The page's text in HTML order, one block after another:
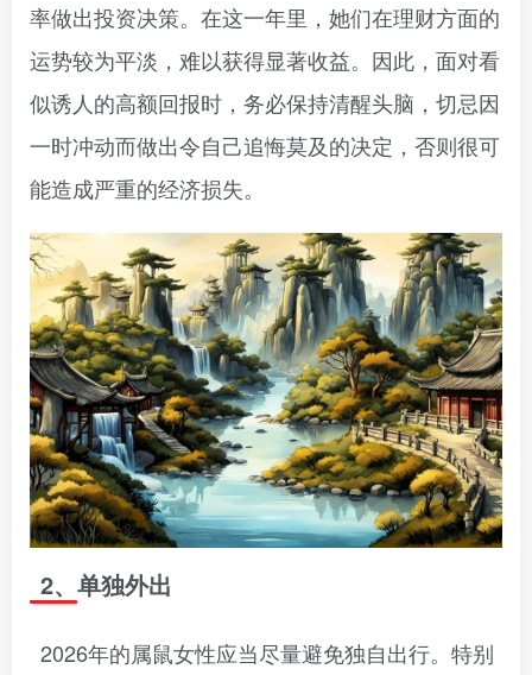
率做出投资决策。在这一年里，她们在理财方面的
运势较为平淡，难以获得显著收益。因此，面对看
似诱人的高额回报时，务必保持清醒头脑，切忌因
一时冲动而做出令自己追悔莫及的决定，否则很可
能造成严重的经济损失。
2、单独外出
2026年的属鼠女性应当尽量避免独自出行。特别